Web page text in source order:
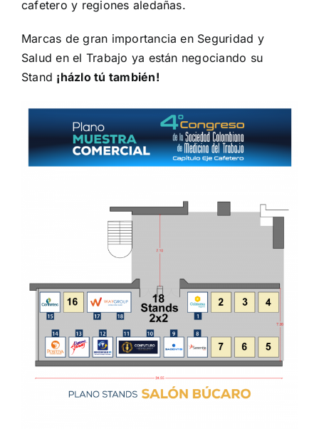
cafetero y regiones aledañas.
Marcas de gran importancia en Seguridad y
Salud en el Trabajo ya están negociando su
Stand ¡házlo tú también!